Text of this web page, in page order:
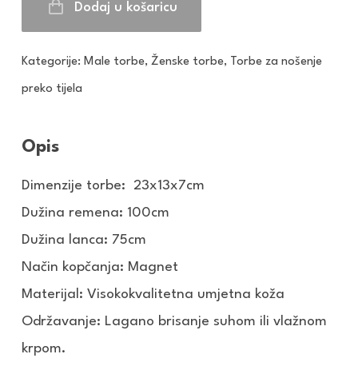
Dodaj u košaricu
Kategorije: Male torbe, Ženske torbe, Torbe za nošenje
preko tijela
Opis
Dimenzije torbe: 23x13x7cm
Dužina remena: 100cm
Dužina lanca: 75cm
Način kopčanja: Magnet
Materijal: Visokokvalitetna umjetna koža
Održavanje: Lagano brisanje suhom ili vlažnom
krpom.